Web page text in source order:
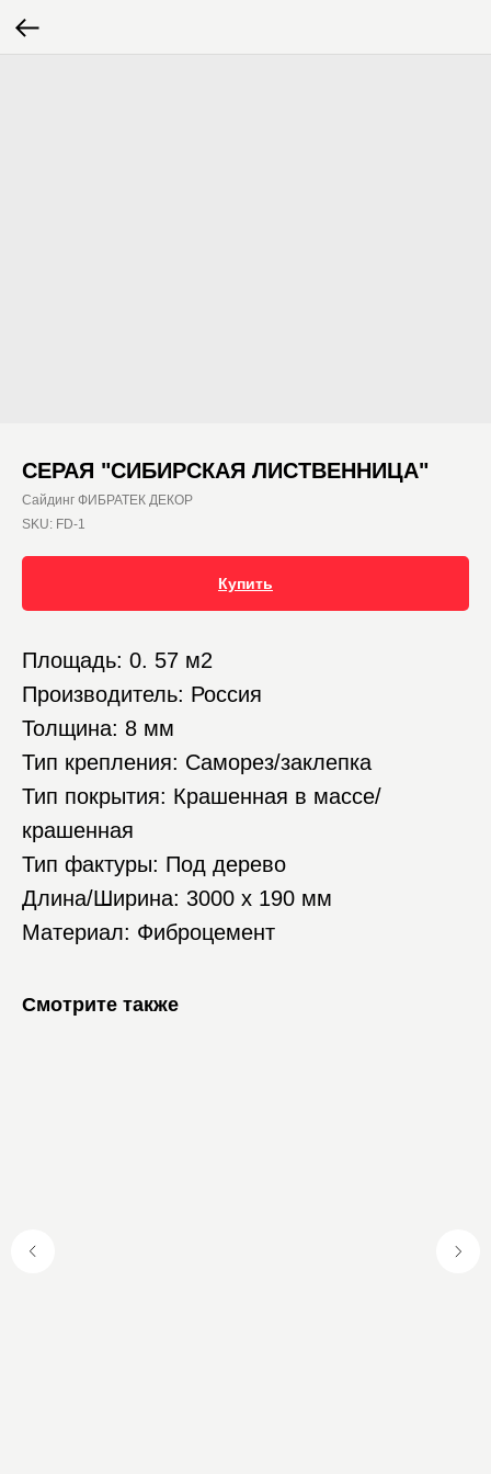
СЕРАЯ "СИБИРСКАЯ ЛИСТВЕННИЦА"
Сайдинг ФИБРАТЕК ДЕКОР
SKU: FD-1
Купить
Площадь: 0. 57 м2
Производитель: Россия
Толщина: 8 мм
Тип крепления: Саморез/заклепка
Тип покрытия: Крашенная в массе/
крашенная
Тип фактуры: Под дерево
Длина/Ширина: 3000 х 190 мм
Материал: Фиброцемент
Смотрите также